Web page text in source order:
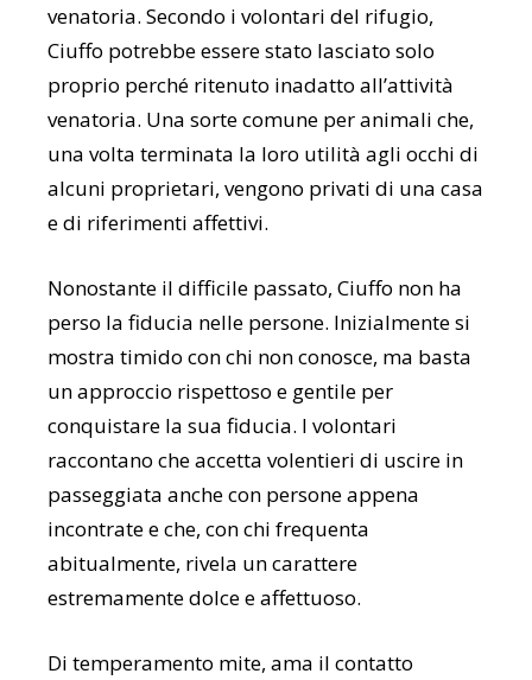
venatoria. Secondo i volontari del rifugio,
Ciuffo potrebbe essere stato lasciato solo
proprio perché ritenuto inadatto all’attività
venatoria. Una sorte comune per animali che,
una volta terminata la loro utilità agli occhi di
alcuni proprietari, vengono privati di una casa
e di riferimenti affettivi.
Nonostante il difficile passato, Ciuffo non ha
perso la fiducia nelle persone. Inizialmente si
mostra timido con chi non conosce, ma basta
un approccio rispettoso e gentile per
conquistare la sua fiducia. I volontari
raccontano che accetta volentieri di uscire in
passeggiata anche con persone appena
incontrate e che, con chi frequenta
abitualmente, rivela un carattere
estremamente dolce e affettuoso.
Di temperamento mite, ama il contatto